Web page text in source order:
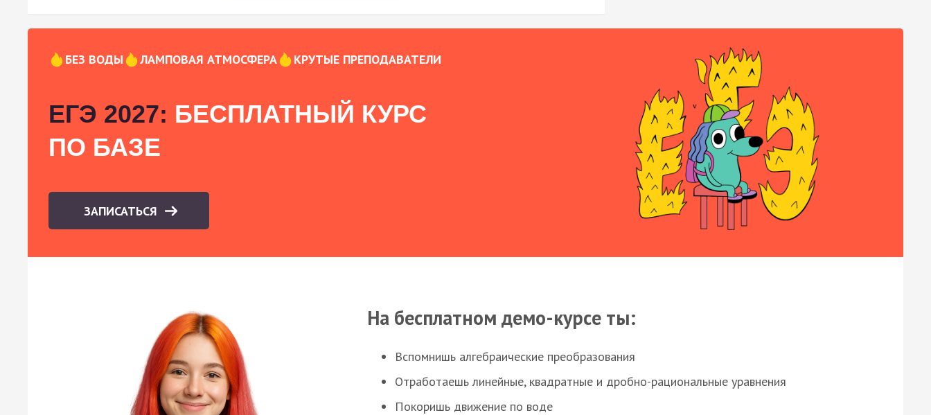
БЕЗ ВОДЫ ЛАМПОВАЯ АТМОСФЕРА КРУТЫЕ ПРЕПОДАВАТЕЛИ
ЕГЭ 2027: БЕСПЛАТНЫЙ КУРС
ПО БАЗЕ
ЗАПИСАТЬСЯ
На бесплатном демо-курсе ты:
Вспомнишь алгебраические преобразования
Отработаешь линейные, квадратные и дробно-рациональные уравнения
Покоришь движение по воде